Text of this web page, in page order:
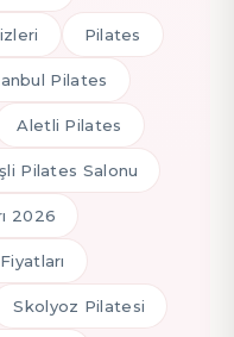
Pilates
Pilates
Aletli Pilates
Pilates Salonu
2026
Skolyoz Pilatesi